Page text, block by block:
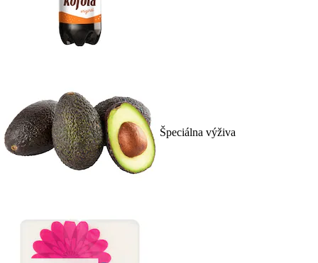
Špeciálna výživa